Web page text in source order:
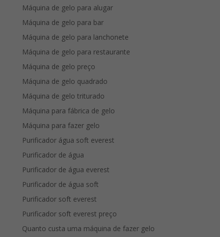
Máquina de gelo para alugar
Máquina de gelo para bar
Máquina de gelo para lanchonete
Máquina de gelo para restaurante
Máquina de gelo preço
Máquina de gelo quadrado
Máquina de gelo triturado
Máquina para fábrica de gelo
Máquina para fazer gelo
Purificador água soft everest
Purificador de água
Purificador de água everest
Purificador de água soft
Purificador soft everest
Purificador soft everest preço
Quanto custa uma máquina de fazer gelo